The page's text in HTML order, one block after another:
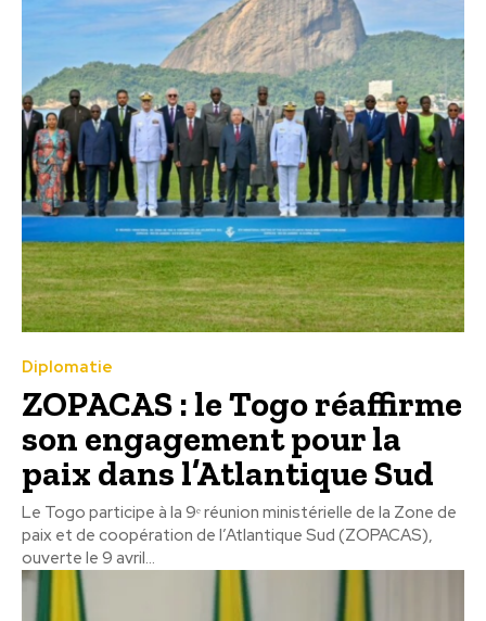
Diplomatie
ZOPACAS : le Togo réaffirme
son engagement pour la
paix dans l’Atlantique Sud
Le Togo participe à la 9ᵉ réunion ministérielle de la Zone de
paix et de coopération de l’Atlantique Sud (ZOPACAS),
ouverte le 9 avril...